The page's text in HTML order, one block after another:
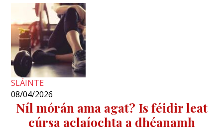
SLÁINTE
08/04/2026
Níl mórán ama agat? Is féidir leat
cúrsa aclaíochta a dhéanamh